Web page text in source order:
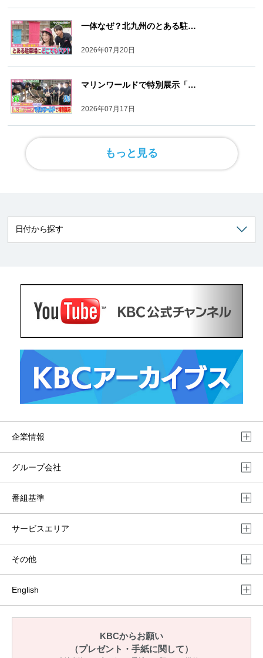
一体なぜ？北九州のとある駐…
2026年07月20日
マリンワールドで特別展示「…
2026年07月17日
もっと見る
企業情報
グループ会社
番組基準
サービスエリア
その他
English
KBCからお願い
（プレゼント・手紙に関して）